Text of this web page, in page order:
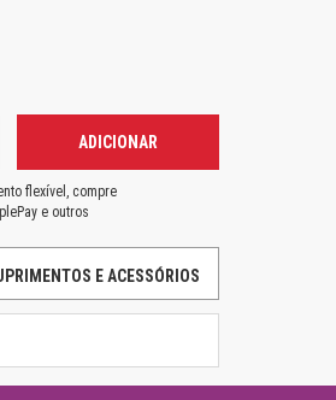
ADICIONAR
flexível, compre
e outros
E ACESSÓRIOS